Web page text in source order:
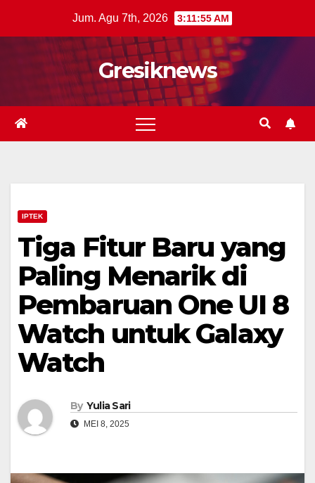
Jum. Agu 7th, 2026 3:11:56 AM
Gresiknews
IPTEK
Tiga Fitur Baru yang
Paling Menarik di
Pembaruan One UI 8
Watch untuk Galaxy
Watch
By Yulia Sari
MEI 8, 2025